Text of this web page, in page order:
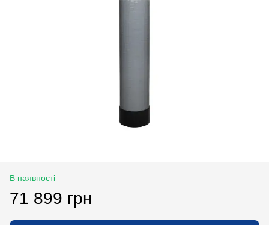
В наявності
71 899 грн